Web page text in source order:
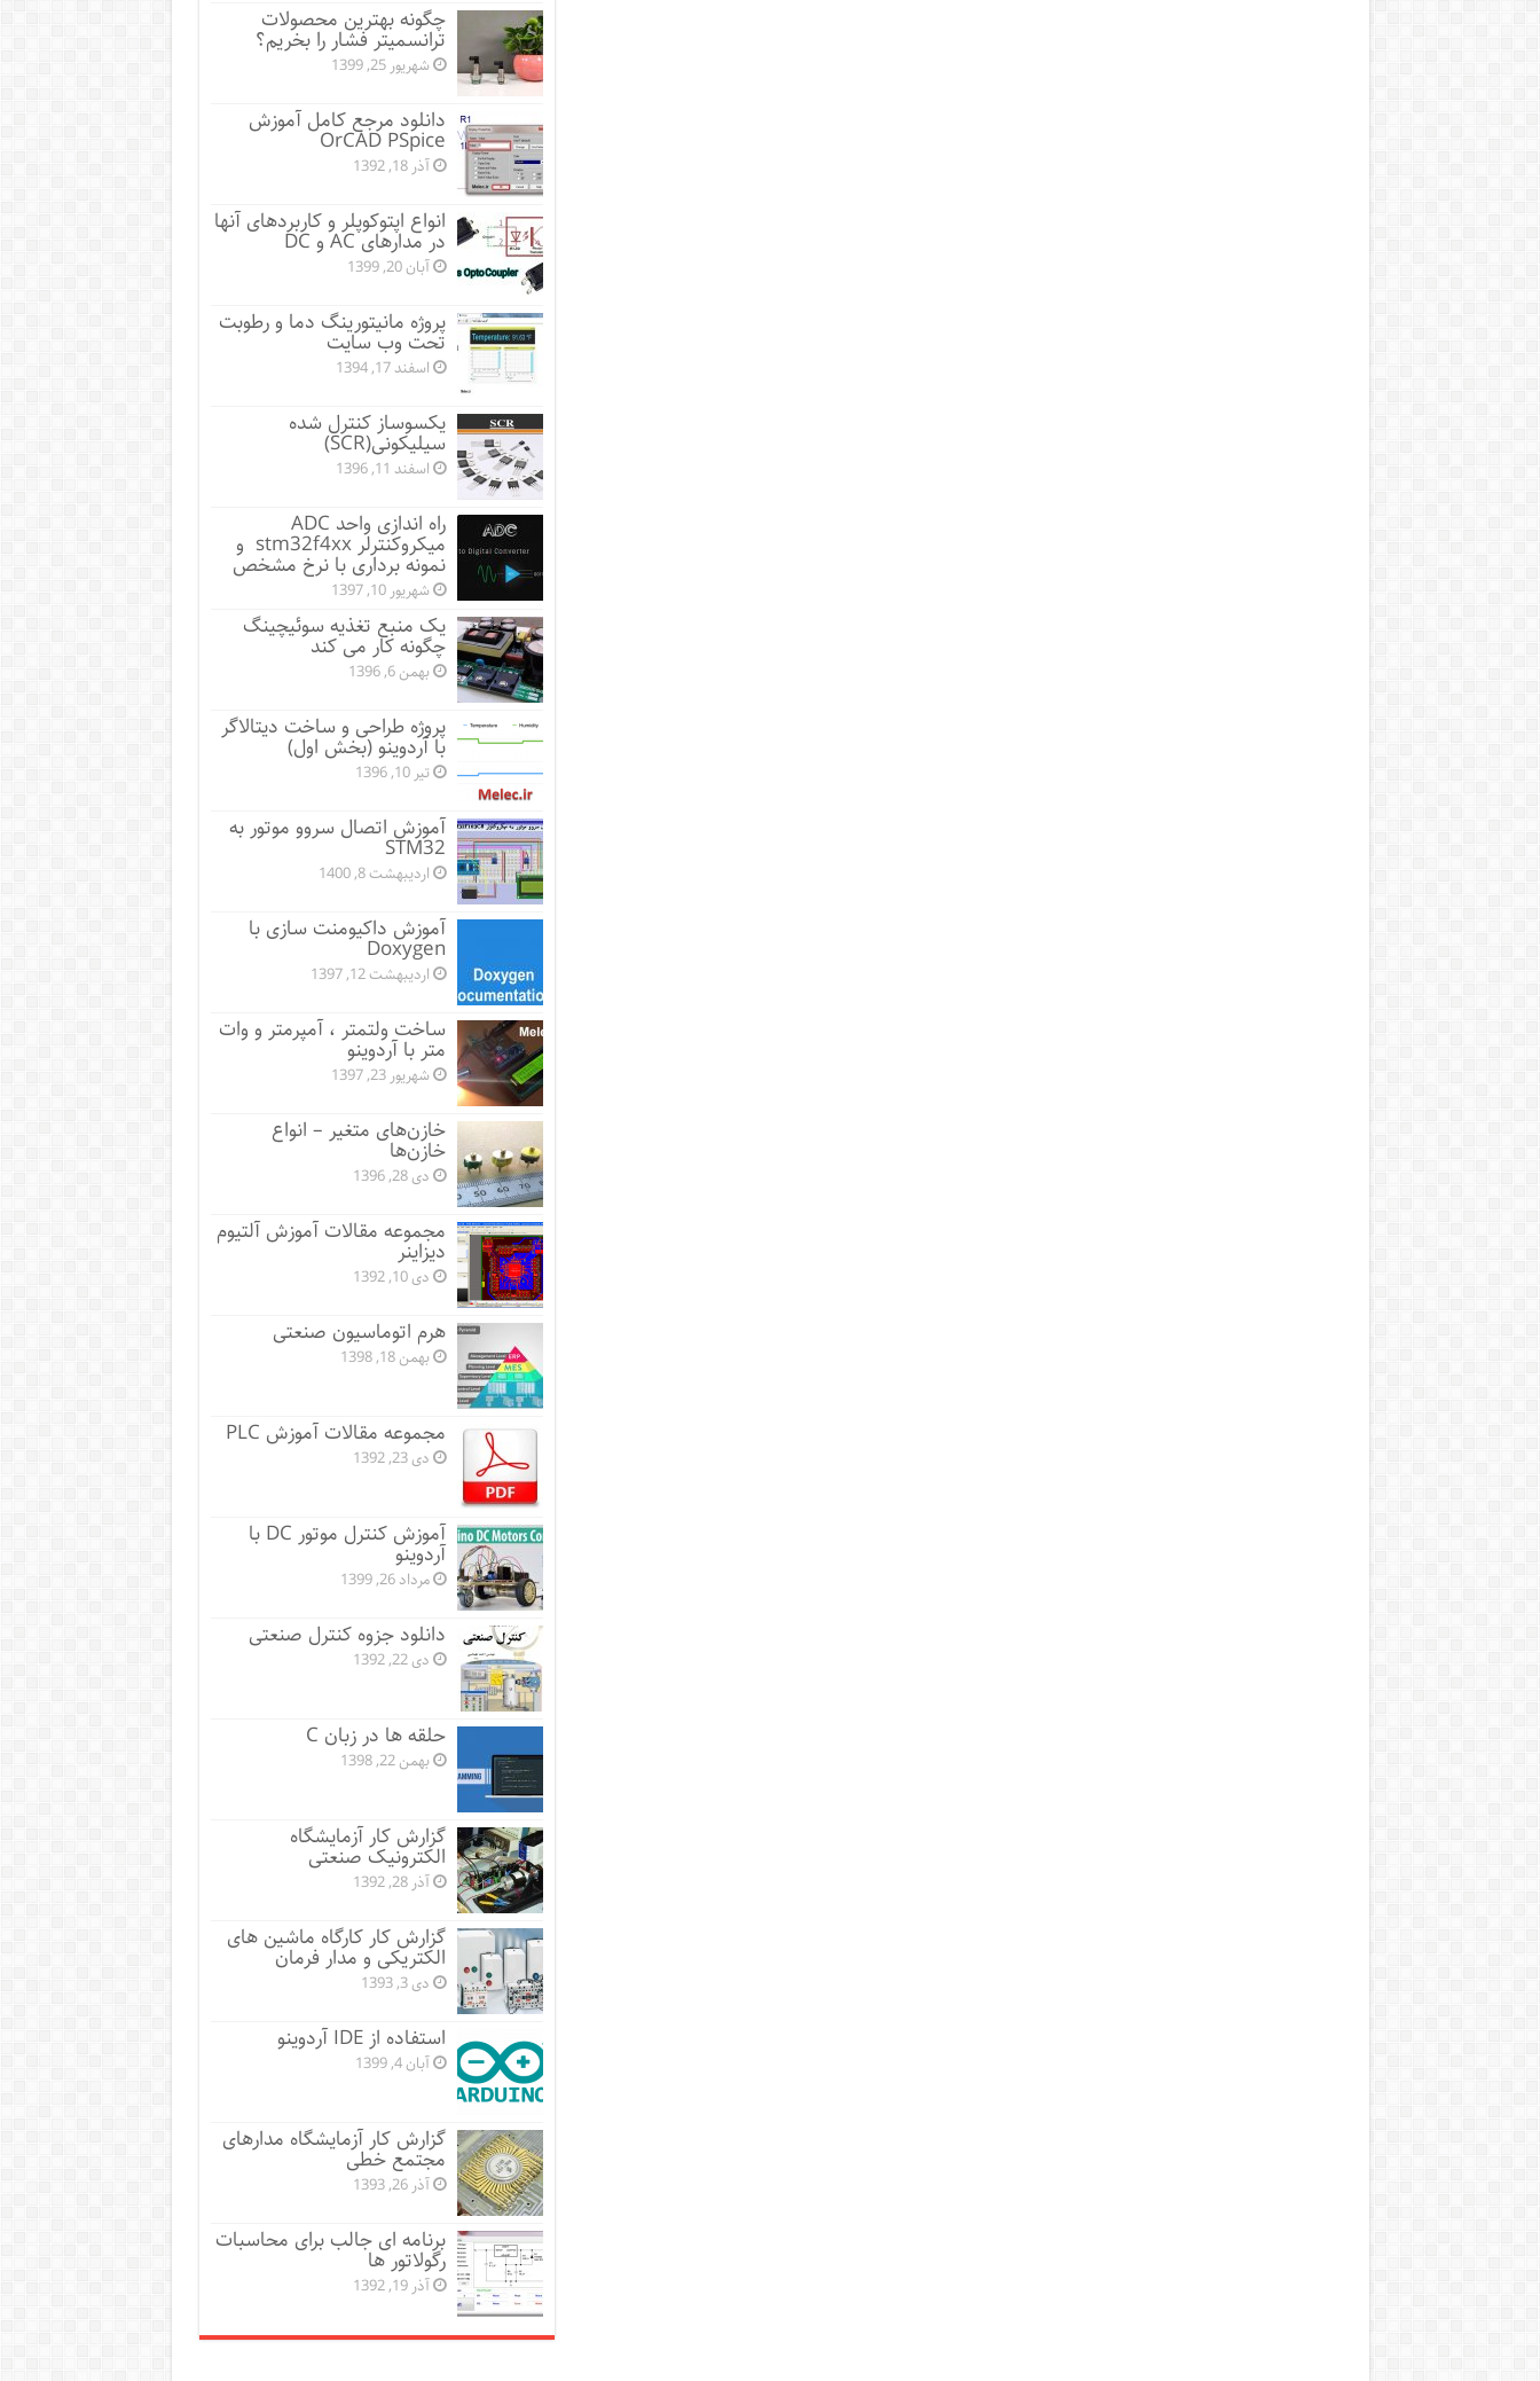
چگونه بهترین محصولات
ترانسمیتر فشار را بخریم؟
شهریور 25, 1399
دانلود مرجع کامل آموزش
OrCAD PSpice
آذر 18, 1392
انواع اپتوکوپلر و کاربردهای آنها
در مدارهای AC و DC
آبان 20, 1399
پروژه مانيتورينگ دما و رطوبت
تحت وب سایت
اسفند 17, 1394
یکسوساز کنترل شده
سیلیکونی(SCR)
اسفند 11, 1396
راه اندازی واحد ADC
میکروکنترلر stm32f4xx و
نمونه برداری با نرخ مشخص
شهریور 10, 1397
یک منبع تغذیه سوئیچینگ
چگونه کار می کند
بهمن 6, 1396
پروژه طراحی و ساخت دیتالاگر
با آردوینو (بخش اول)
تیر 10, 1396
آموزش اتصال سروو موتور به
STM32
اردیبهشت 8, 1400
آموزش داکیومنت سازی با
Doxygen
اردیبهشت 12, 1397
ساخت ولتمتر ، آمپرمتر و وات
متر با آردوینو
شهریور 23, 1397
خازن‌های متغیر – انواع
خازن‌ها
دی 28, 1396
مجموعه مقالات آموزش آلتیوم
دیزاینر
دی 10, 1392
هرم اتوماسیون صنعتی
بهمن 18, 1398
مجموعه مقالات آموزش PLC
دی 23, 1392
آموزش کنترل موتور DC با
آردوینو
مرداد 26, 1399
دانلود جزوه کنترل صنعتی
دی 22, 1392
حلقه ها در زبان C
بهمن 22, 1398
گزارش کار آزمایشگاه
الکترونیک صنعتی
آذر 28, 1392
گزارش کار کارگاه ماشین های
الکتریکی و مدار فرمان
دی 3, 1393
استفاده از IDE آردوینو
آبان 4, 1399
گزارش کار آزمایشگاه مدارهای
مجتمع خطی
آذر 26, 1393
برنامه ای جالب برای محاسبات
رگولاتور ها
آذر 19, 1392